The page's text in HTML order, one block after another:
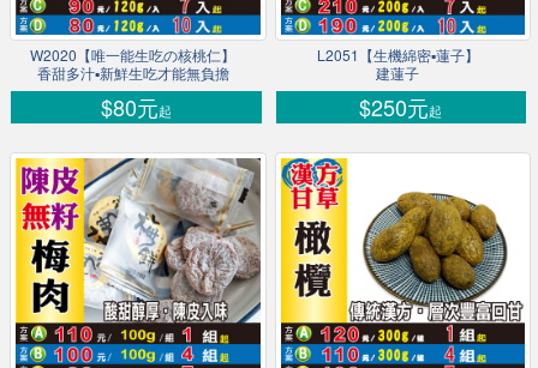
W2020【唯一能生吃の核桃仁】
香甜多汁▪新鮮生吃才能無負擔
$80元起
L2051【生機綿密▪蓮子】
建蓮子
$250元起